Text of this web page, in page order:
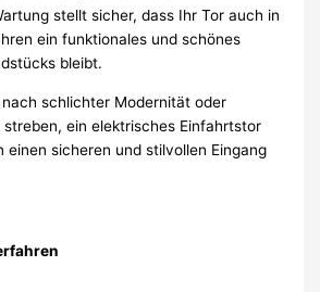
stellt sicher, dass Ihr Tor auch in
ein funktionales und schönes
bleibt.
schlichter Modernität oder
streben, ein elektrisches Einfahrtstor
einen sicheren und stilvollen Eingang